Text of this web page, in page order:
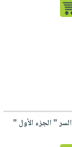
" الجزء الأول "